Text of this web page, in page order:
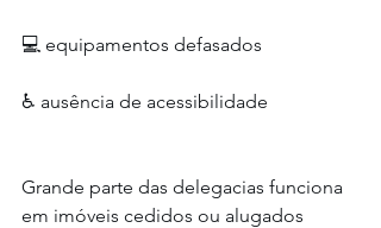
💻 equipamentos defasados
♿ ausência de acessibilidade
Grande parte das delegacias funciona
em imóveis cedidos ou alugados